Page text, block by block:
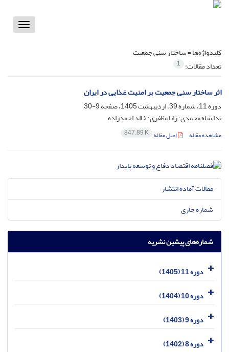
Toggle
کلیدواژه‌ها =ساختار سنی جمعیت
تعداد مقالات: 1
اثر ساختار سنی جمعیت بر امنیت غذایی در ایران
دوره 11، شماره 39، اردیبهشت 1405، صفحه
9-30
ندا شاه محمدی؛ زانا مظفری؛ خالد احمدزاده
مشاهده مقاله اصل مقاله 847.89 K
مقالات آماده انتشار
شماره جاری
شماره‌های پیشین نشریه
دوره 11 (1405)
دوره 10 (1404)
دوره 9 (1403)
دوره 8 (1402)